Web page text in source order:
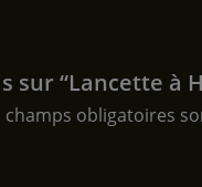
sur “Lancette à
champs obligatoires